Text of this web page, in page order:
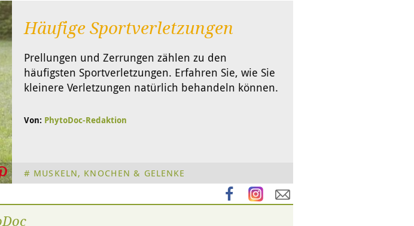
Häufige Sportverletzungen
Prellungen und Zerrungen zählen zu den
häufigsten Sportverletzungen. Erfahren Sie, wie Sie
kleinere Verletzungen natürlich behandeln können.
Von: PhytoDoc-Redaktion
MUSKELN, KNOCHEN & GELENKE